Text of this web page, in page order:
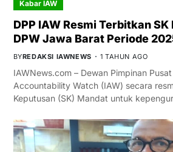
Kabar IAW
DPP IAW Resmi Terbitkan
DPW Jawa Barat Periode
BYREDAKSI IAWNEWS 1 TAHUN AGO
IAWNews.com – Dewan Pimpinan
Accountability Watch (IAW) secara
Keputusan (SK) Mandat untuk